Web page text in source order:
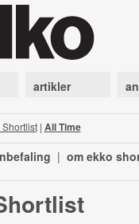
artikler
Shortlist| All Time
| om ekko